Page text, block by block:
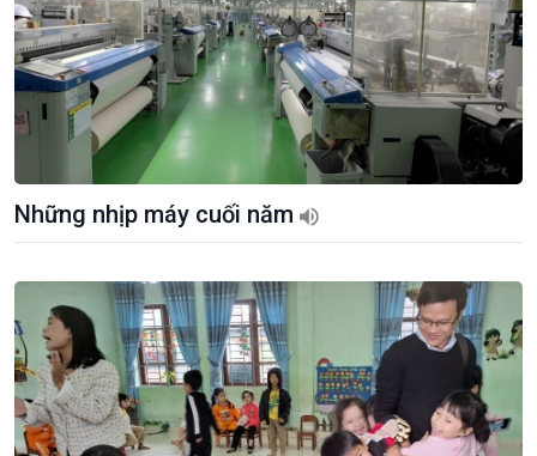
Những nhịp máy cuối năm